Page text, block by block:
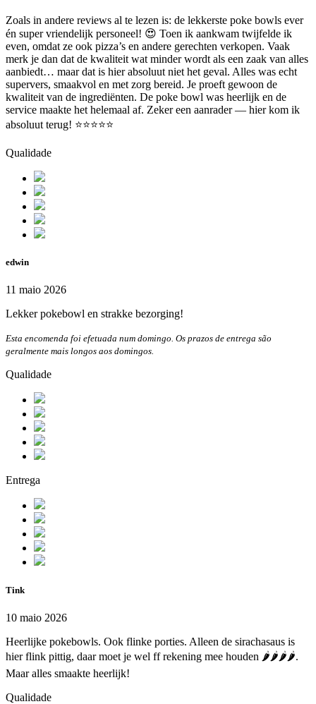
Zoals in andere reviews al te lezen is: de lekkerste poke bowls ever
én super vriendelijk personeel! 😍 Toen ik aankwam twijfelde ik
even, omdat ze ook pizza’s en andere gerechten verkopen. Vaak
merk je dan dat de kwaliteit wat minder wordt als een zaak van alles
aanbiedt… maar dat is hier absoluut niet het geval. Alles was echt
supervers, smaakvol en met zorg bereid. Je proeft gewoon de
kwaliteit van de ingrediënten. De poke bowl was heerlijk en de
service maakte het helemaal af. Zeker een aanrader — hier kom ik
absoluut terug! ⭐⭐⭐⭐⭐
Qualidade
edwin
11 maio 2026
Lekker pokebowl en strakke bezorging!
Esta encomenda foi efetuada num domingo. Os prazos de entrega são
geralmente mais longos aos domingos.
Qualidade
Entrega
Tink
10 maio 2026
Heerlijke pokebowls. Ook flinke porties. Alleen de sirachasaus is
hier flink pittig, daar moet je wel ff rekening mee houden 🌶️🌶️🌶️🌶️.
Maar alles smaakte heerlijk!
Qualidade